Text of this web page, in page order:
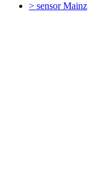
> sensorMainz